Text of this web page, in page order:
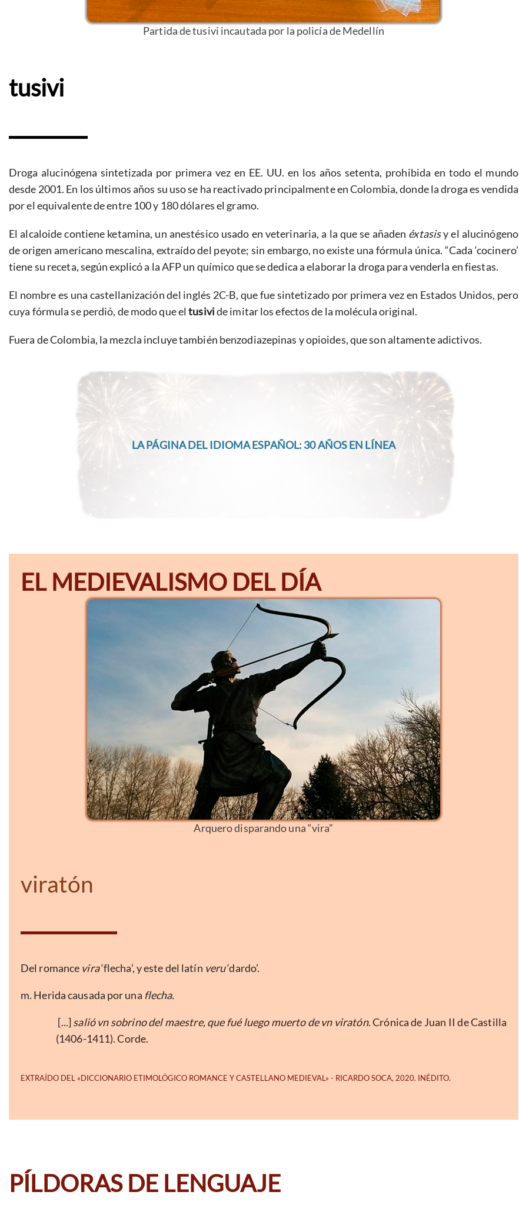
Partida de tusivi incautada por la policía de Medellín
tusivi
Droga alucinógena sintetizada por primera vez en EE. UU. en los años setenta, prohibida en todo el mundo
desde 2001. En los últimos años su uso se ha reactivado principalmente en Colombia, donde la droga es vendida
por el equivalente de entre 100 y 180 dólares el gramo.
El alcaloide contiene ketamina, un anestésico usado en veterinaria, a la que se añaden éxtasisy el alucinógeno
de origen americano mescalina, extraído del peyote; sin embargo, no existe una fórmula única. “Cada ‘cocinero’
tiene su receta, según explicó a la AFP un químico que se dedica a elaborar la droga para venderla en fiestas.
El nombre es una castellanización del inglés 2C-B, que fue sintetizado por primera vez en Estados Unidos, pero
cuya fórmula se perdió, de modo que eltusivide imitar los efectos de la molécula original.
Fuera de Colombia, la mezcla incluye también benzodiazepinas y opioides, que son altamente adictivos.
LA PÁGINA DEL IDIOMA ESPAÑOL: 30 AÑOS EN LÍNEA
EL MEDIEVALISMO DEL DÍA
Arquero disparando una “vira”
viratón
Del romance vira‘flecha’, y este del latín veru‘dardo’.
m. Herida causada por una flecha.
[...]salió vn sobrino del maestre, que fué luego muerto de vn viratón. Crónica de Juan II de Castilla
(1406-1411). Corde.
PÍLDORAS DE LENGUAJE